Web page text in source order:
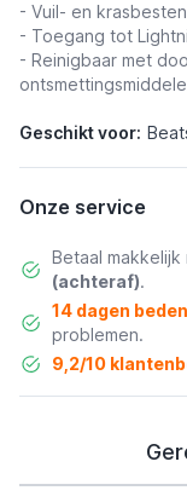
- Vuil- en
- Toegang tot
- Reinigbaar met
Geschikt voor:
Onze service
Betaal makkelijk
(achteraf).
14 dagen
problemen.
9,2/10